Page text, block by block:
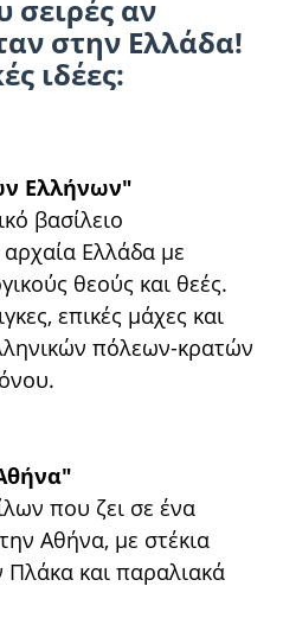
σειρές αν
στην Ελλάδα!
ιδέες:
Ελλήνων"
βασίλειο
Ελλάδα με
θεούς και θεές.
επικές μάχες και
πόλεων-κρατών
που ζει σε ένα
Αθήνα, με στέκια
Πλάκα και παραλιακά